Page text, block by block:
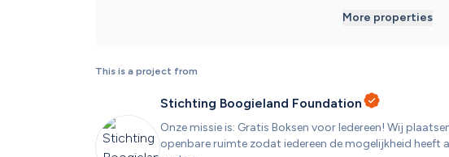
More properties
This is a project from
Stichting Boogieland Foundation
Onze missie is: Gratis Boksen voor Iedereen! Wij
openbare ruimte zodat iedereen de mogelijkheid heeft